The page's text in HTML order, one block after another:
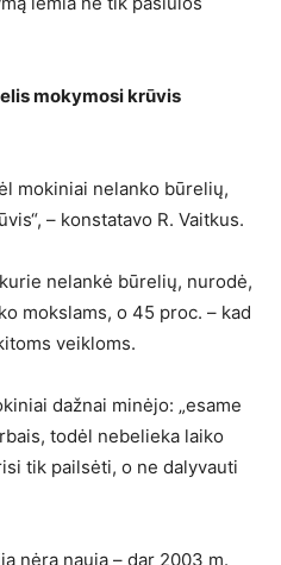
mokymosi krūvis
mokiniai nelanko būrelių,
– konstatavo R. Vaitkus.
nelankė būrelių, nurodė,
mokslams, o 45 proc. – kad
veikloms.
dažnai minėjo: „esame
todėl nebelieka laiko
tik pailsėti, o ne dalyvauti
nėra nauja – dar 2003 m.